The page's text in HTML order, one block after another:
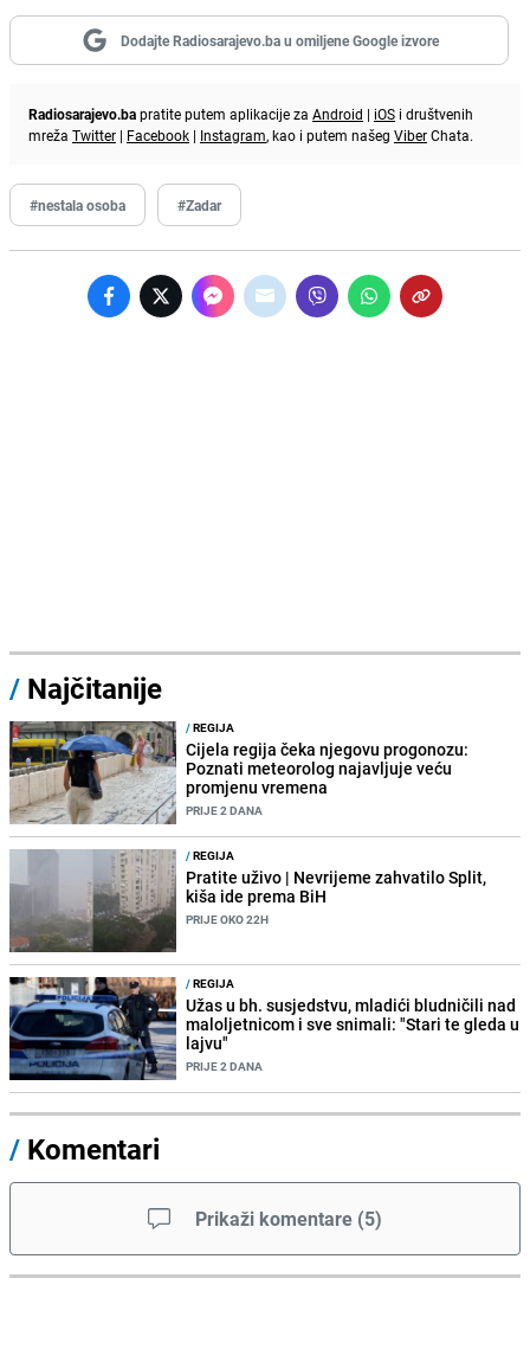
Dodajte Radiosarajevo.ba u omiljene Google izvore
Radiosarajevo.bapratite putem aplikacije za Android | iOS i društvenih
mreža Twitter | Facebook | Instagram, kao i putem našeg ViberChata.
#nestala osoba #Zadar
/ Najčitanije
/REGIJA
Cijela regija čeka njegovu progonozu:
Poznati meteorolog najavljuje veću
promjenu vremena
PRIJE 2 DANA
/REGIJA
Pratite uživo | Nevrijeme zahvatilo Split,
kiša ide prema BiH
PRIJE OKO 22H
/REGIJA
Užas u bh. susjedstvu, mladići bludničili nad
maloljetnicom i sve snimali: "Stari te gleda u
lajvu"
PRIJE 2 DANA
/ Komentari
Prikaži komentare (5)